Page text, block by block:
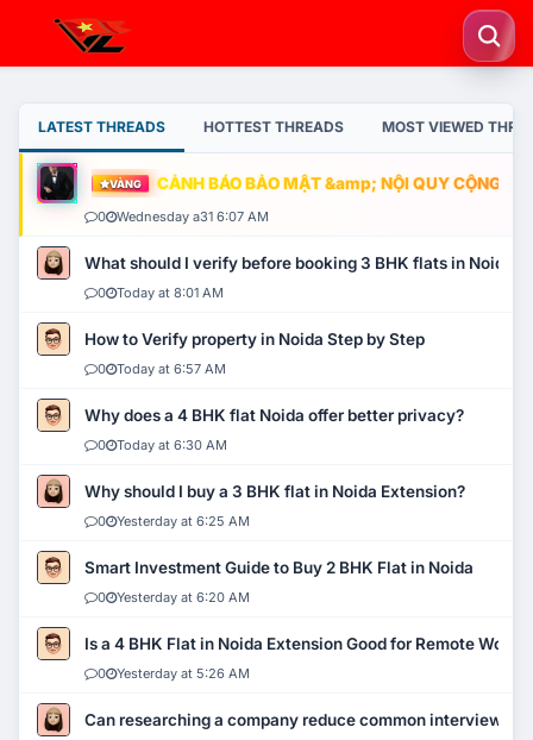
LATEST THREADS HOTTEST THREADS MOST VIEWED
VÀNG CẢNH BÁO BẢO MẬT &amp; NỘI QUY CỘNG
0 Wednesday a31 6:07 AM
What should I verify before booking 3 BHK flats in Noida?
0 Today at 8:01 AM
How to Verify property in Noida Step by Step
0 Today at 6:57 AM
Why does a 4 BHK flat Noida offer better privacy?
0 Today at 6:30 AM
Why should I buy a 3 BHK flat in Noida Extension?
0 Yesterday at 6:25 AM
Smart Investment Guide to Buy 2 BHK Flat in Noida
0 Yesterday at 6:20 AM
Is a 4 BHK Flat in Noida Extension Good for Remote Work?
0 Yesterday at 5:26 AM
Can researching a company reduce common interview